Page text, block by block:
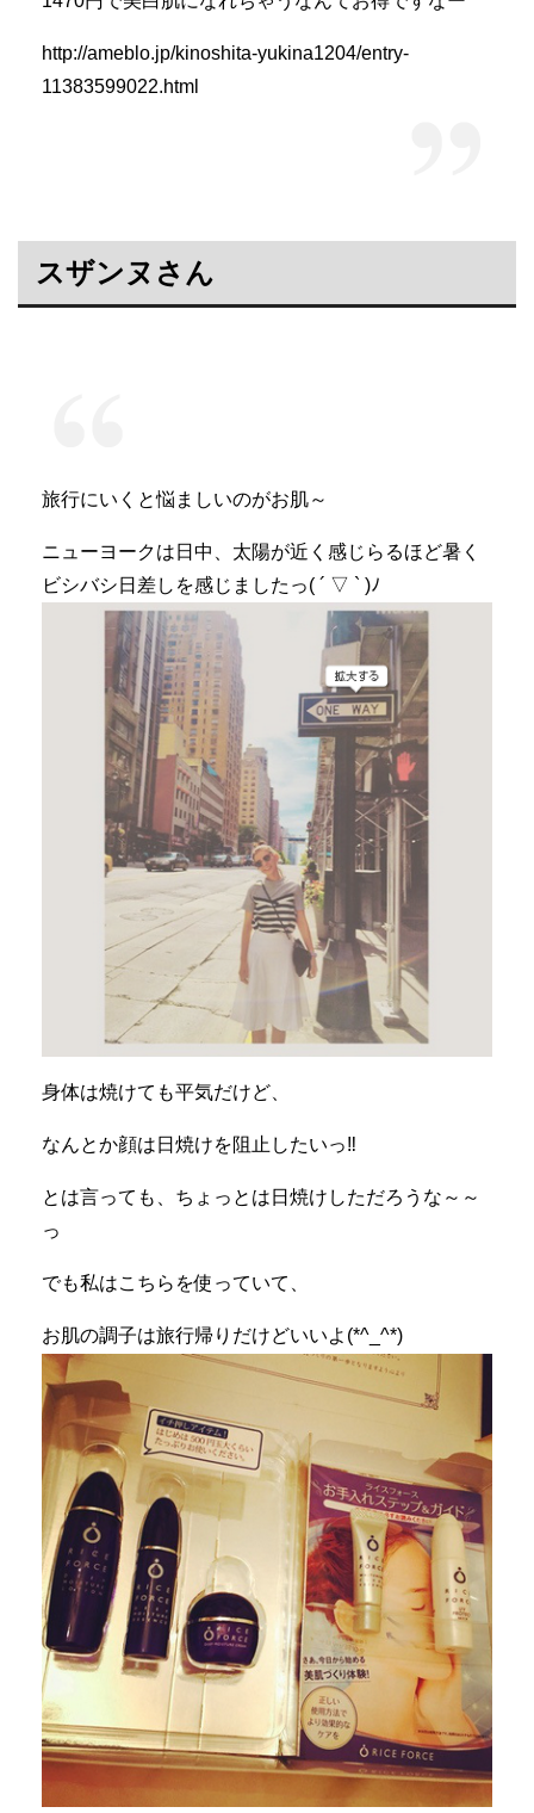
http://ameblo.jp/kinoshita-yukina1204/entry-
11383599022.html
スザンヌさん
旅行にいくと悩ましいのがお肌～
ニューヨークは日中、太陽が近く感じらるほど暑く
ビシバシ日差しを感じましたっ( ´ ▽ ` )ﾉ
身体は焼けても平気だけど、
なんとか顔は日焼けを阻止したいっ‼︎
とは言っても、ちょっとは日焼けしただろうな～～
っ
でも私はこちらを使っていて、
お肌の調子は旅行帰りだけどいいよ(*^_^*)